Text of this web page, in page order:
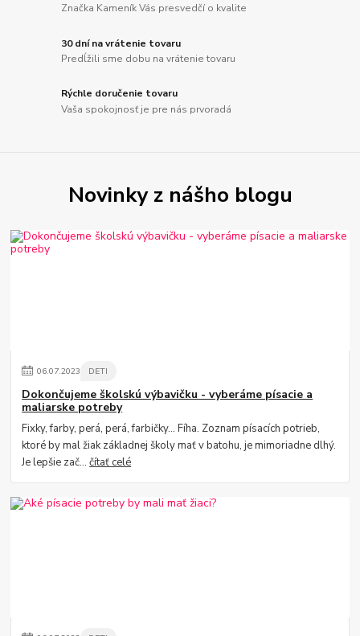
Značka Kameník Vás presvedčí o kvalite
30 dní na vrátenie tovaru
Predĺžili sme dobu na vrátenie tovaru
Rýchle doručenie tovaru
Vaša spokojnosť je pre nás prvoradá
Novinky z nášho blogu
06.07.2023 DETI
Dokončujeme školskú výbavičku - vyberáme písacie a
maliarske potreby
Fixky, farby, perá, perá, farbičky... Fíha. Zoznam písacích potrieb,
ktoré by mal žiak základnej školy mať v batohu, je mimoriadne dlhý.
Je lepšie zač...čítať celé